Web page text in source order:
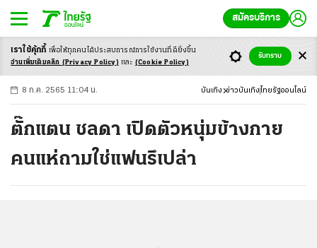
สมัครบริการ
-ก ก ก+
8 ก.ค. 2565 11:04 น. บันเทิง ข่าวบันเทิง ไทยรัฐออนไลน์
ตั๊กแตน ชลดา เปิดตัวหนุ่มข้างกาย
คนแห่ถามใช่แฟนรึเปล่า
เราใช้คุ้กกี้ เพื่อให้ทุกคนได้ประสบการณ์การใช้งานที่ดียิ่งขึ้น
อ่านเพิ่มเติมคลิก (Privacy Policy) และ (Cookie Policy)
รับทราบ